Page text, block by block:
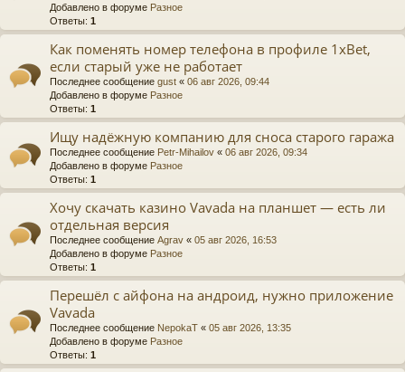
Добавлено в форуме Разное
Ответы: 1
Как поменять номер телефона в профиле 1xBet,
если старый уже не работает
Последнее сообщение gust « 06 авг 2026, 09:44
Добавлено в форуме Разное
Ответы: 1
Ищу надёжную компанию для сноса старого гаража
Последнее сообщение Petr-Mihailov « 06 авг 2026, 09:34
Добавлено в форуме Разное
Ответы: 1
Хочу скачать казино Vavada на планшет — есть ли
отдельная версия
Последнее сообщение Agrav « 05 авг 2026, 16:53
Добавлено в форуме Разное
Ответы: 1
Перешёл с айфона на андроид, нужно приложение
Vavada
Последнее сообщение NepokaT « 05 авг 2026, 13:35
Добавлено в форуме Разное
Ответы: 1